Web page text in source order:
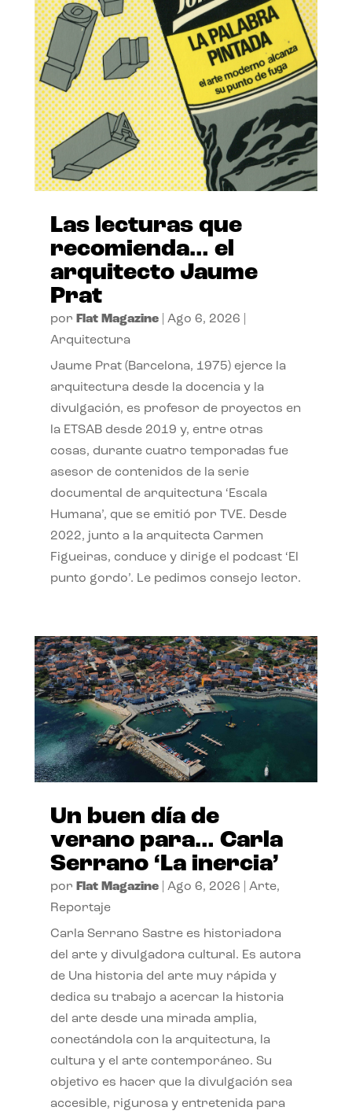
Las lecturas que
recomienda… el
arquitecto Jaume
Prat
por Flat Magazine| Ago 6, 2026
Arquitectura
Jaume Prat (Barcelona, 1975) ejerce la
arquitectura desde la docencia y la
divulgación, es profesor de proyectos en
la ETSAB desde 2019 y, entre otras
cosas, durante cuatro temporadas fue
asesor de contenidos de la serie
documental de arquitectura ‘Escala
Humana’, que se emitió por TVE. Desde
2022, junto a la arquitecta Carmen
Figueiras, conduce y dirige el podcast ‘El
punto gordo’. Le pedimos consejo lector.
Un buen día de
verano para… Carla
Serrano ‘La inercia’
por Flat Magazine| Ago 6, 2026 Arte,
Reportaje
Carla Serrano Sastre es historiadora
del arte y divulgadora cultural. Es autora
de Una historia del arte muy rápida y
dedica su trabajo a acercar la historia
del arte desde una mirada amplia,
conectándola con la arquitectura, la
cultura y el arte contemporáneo. Su
objetivo es hacer que la divulgación sea
accesible, rigurosa y entretenida para